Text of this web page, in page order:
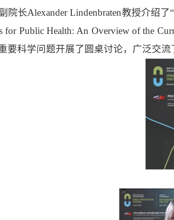
院长Alexander Lindenbraten教授介绍
for Public Health: An Overview of the
要科学问题开展了圆桌讨论，广泛交流